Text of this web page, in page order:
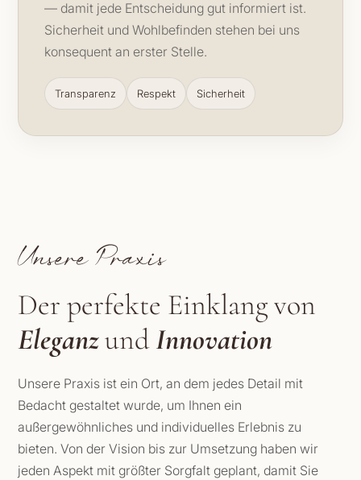
— damit jede Entscheidung gut informiert ist.
Sicherheit und Wohlbefinden stehen bei uns
konsequent an erster Stelle.
Transparenz Respekt Sicherheit
Unsere Praxis
Der perfekte Einklang von
EleganzundInnovation
Unsere Praxis ist ein Ort, an dem jedes Detail mit
Bedacht gestaltet wurde, um Ihnen ein
außergewöhnliches und individuelles Erlebnis zu
bieten. Von der Vision bis zur Umsetzung haben wir
jeden Aspekt mit größter Sorgfalt geplant, damit Sie